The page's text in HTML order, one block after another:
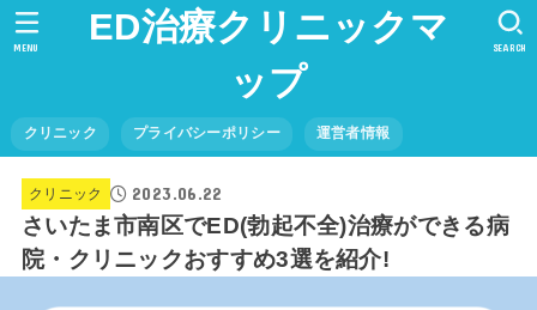
ED治療クリニックマ
ップ
クリニック プライバシーポリシー 運営者情報
SEARCH
MENU
クリニック 2023.06.22
さいたま市南区でED(勃起不全)治療ができる病
院・クリニックおすすめ3選を紹介!